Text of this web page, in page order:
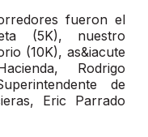
fueron el
(5K), nuestro
(10K), as&iacute
Rodrigo
de
Eric Parrado